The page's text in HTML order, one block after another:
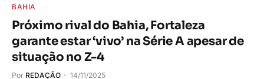
BAHIA
Próximo rival do Bahia, Fortaleza
garante estar ‘vivo’ na Série A apesar de
situação no Z-4
Por REDAÇÃO 14/11/2025